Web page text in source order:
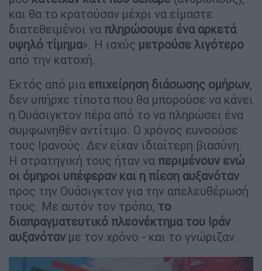
και θα το κρατούσαν μέχρι να είμαστε
διατεθειμένοι να πληρώσουμε ένα αρκετά
υψηλό τίμημα». Η ισχύς μετρούσε λιγότερο
από την κατοχή.
Εκτός από μια επιχείρηση διάσωσης ομήρων,
δεν υπήρχε τίποτα που θα μπορούσε να κάνει
η Ουάσιγκτον πέρα από το να πληρώσει ένα
συμφωνηθέν αντίτιμο. Ο χρόνος ευνοούσε
τους Ιρανούς. Δεν είχαν ιδιαίτερη βιασύνη.
Η στρατηγική τους ήταν να περιμένουν ενώ
οι όμηροι υπέφεραν και η πίεση αυξανόταν
προς την Ουάσιγκτον για την απελευθέρωσή
τους. Με αυτόν τον τρόπο, το
διαπραγματευτικό πλεονέκτημα του Ιράν
αυξανόταν με τον χρόνο - και το γνώριζαν.